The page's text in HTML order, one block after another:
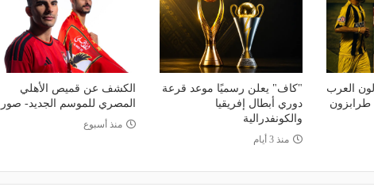
العرب
طرابزون
"كاف" يعلن رسميًا موعد قرعة
دوري أبطال إفريقيا
والكونفدرالية
منذ 3 أيام
الكشف عن قميص الأهلي
المصري للموسم الجديد- صور
منذ أسبوع